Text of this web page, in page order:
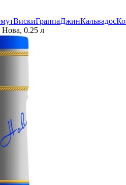
ВискиГраппаДжинКальвадос
Нова, 0.25 л